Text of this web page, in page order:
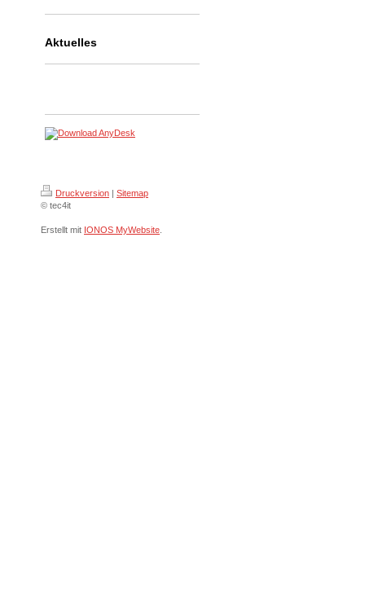
Aktuelles
Druckversion | Sitemap
© tec4it
Erstellt mit IONOS MyWebsite